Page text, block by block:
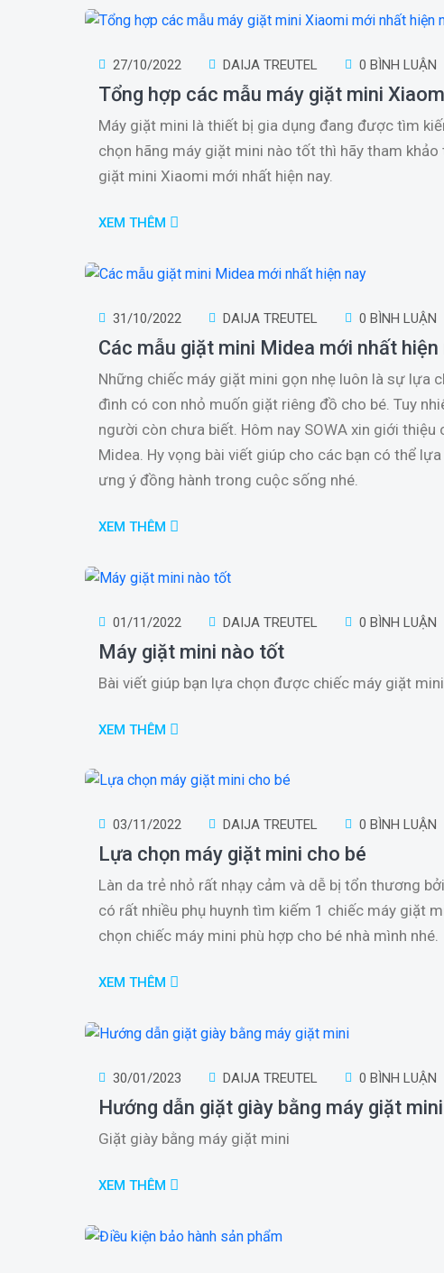
27/10/2022 DAIJA TREUTEL 0 BÌNH LUẬN
Tổng hợp các mẫu máy giặt mini
Máy giặt mini là thiết bị gia dụng đang được tìm
chọn hãng máy giặt mini nào tốt thì hãy tham
giặt mini Xiaomi mới nhất hiện nay.
XEM THÊM
31/10/2022 DAIJA TREUTEL 0 BÌNH LUẬN
Các mẫu giặt mini Midea mới nhất hiện
Những chiếc máy giặt mini gọn nhẹ luôn là sự lựa
đình có con nhỏ muốn giặt riêng đồ cho bé. Tuy
người còn chưa biết. Hôm nay SOWA xin giới
Midea. Hy vọng bài viết giúp cho các bạn có thể
ưng ý đồng hành trong cuộc sống nhé.
XEM THÊM
01/11/2022 DAIJA TREUTEL 0 BÌNH LUẬN
Máy giặt mini nào tốt
Bài viết giúp bạn lựa chọn được chiếc máy giặt
XEM THÊM
03/11/2022 DAIJA TREUTEL 0 BÌNH LUẬN
Lựa chọn máy giặt mini cho bé
Làn da trẻ nhỏ rất nhạy cảm và dễ bị tổn thương
có rất nhiều phụ huynh tìm kiếm 1 chiếc máy giặt
chọn chiếc máy mini phù hợp cho bé nhà mình nhé.
XEM THÊM
30/01/2023 DAIJA TREUTEL 0 BÌNH LUẬN
Hướng dẫn giặt giày bằng máy giặt mini
Giặt giày bằng máy giặt mini
XEM THÊM